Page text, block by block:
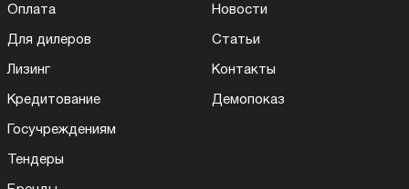
Оплата
Для дилеров
Лизинг
Кредитование
Госучреждениям
Тендеры
Новости
Статьи
Контакты
Демопоказ